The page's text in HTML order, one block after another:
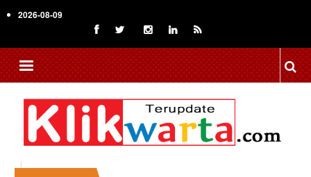
to
content
2026-08-09